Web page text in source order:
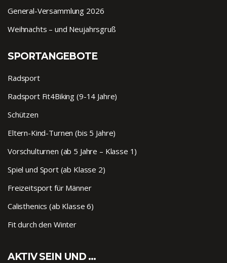
General-Versammlung 2026
Weihnachts – und Neujahrsgruß
SPORTANGEBOTE
Radsport
Radsport Fit4Biking (9-14 Jahre)
Schützen
Eltern-Kind-Turnen (bis 5 Jahre)
Vorschulturnen (ab 5 Jahre – Klasse 1)
Spiel und Sport (ab Klasse 2)
Freizeitsport für Männer
Calisthenics (ab Klasse 6)
Fit durch den Winter
AKTIV SEIN UND …